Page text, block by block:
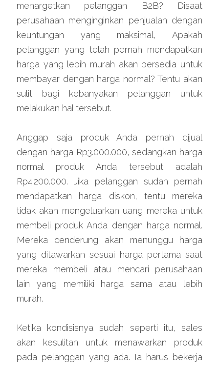
menargetkan pelanggan B2B? Disaat
perusahaan menginginkan penjualan dengan
keuntungan yang maksimal, Apakah
pelanggan yang telah pernah mendapatkan
harga yang lebih murah akan bersedia untuk
membayar dengan harga normal? Tentu akan
sulit bagi kebanyakan pelanggan untuk
melakukan hal tersebut.
Anggap saja produk Anda pernah dijual
dengan harga Rp3.000.000, sedangkan harga
normal produk Anda tersebut adalah
Rp4.200.000. Jika pelanggan sudah pernah
mendapatkan harga diskon, tentu mereka
tidak akan mengeluarkan uang mereka untuk
membeli produk Anda dengan harga normal.
Mereka cenderung akan menunggu harga
yang ditawarkan sesuai harga pertama saat
mereka membeli atau mencari perusahaan
lain yang memiliki harga sama atau lebih
murah.
Ketika kondisisnya sudah seperti itu, sales
akan kesulitan untuk menawarkan produk
pada pelanggan yang ada. Ia harus bekerja